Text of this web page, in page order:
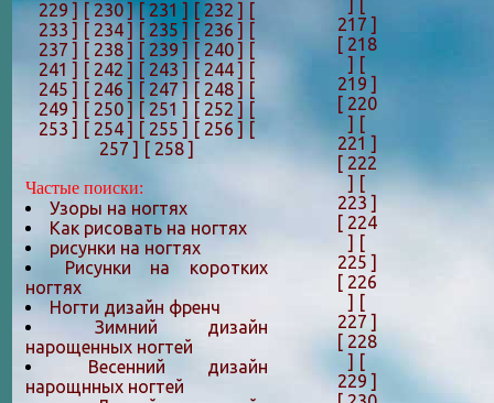
] [
217 ]
[ 218
] [
219 ]
[ 220
] [
221 ]
[ 222
] [
223 ]
[ 224
] [
225 ]
[ 226
] [
227 ]
[ 228
] [
229 ]
229 ][ 230 ][ 231 ] [ 232 ] [
233 ] [ 234 ] [ 235 ][ 236 ] [
237 ] [ 238 ] [ 239 ][ 240 ] [
241 ] [ 242 ] [ 243 ][ 244 ] [
245 ] [ 246 ] [ 247 ] [ 248 ] [
249 ] [ 250 ] [ 251 ] [ 252 ] [
253 ] [ 254 ] [ 255 ] [ 256 ] [
257 ] [ 258 ]
Частые поиски:
Узоры на ногтях
Как рисовать на ногтях
рисунки на ногтях
Рисунки на коротких
ногтях
Ногти дизайн френч
Зимний дизайн
нарощенных ногтей
Весенний дизайн
нарощнных ногтей